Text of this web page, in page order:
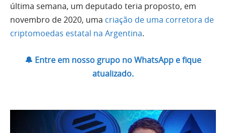
última semana, um deputado teria proposto, em
novembro de 2020, uma criação de uma corretora de
criptomoedas estatal na Argentina.
🔔 Entre em nosso grupo no WhatsApp e fique
atualizado.